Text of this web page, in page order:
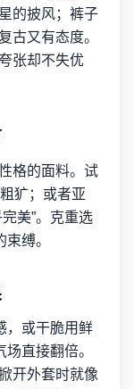
的披风；裤子
古又有态度。
张却不失优
格的面料。试
犷；或者亚
美”。克重选
缚。
，或干脆用鲜
直接翻倍。
开外套时就像